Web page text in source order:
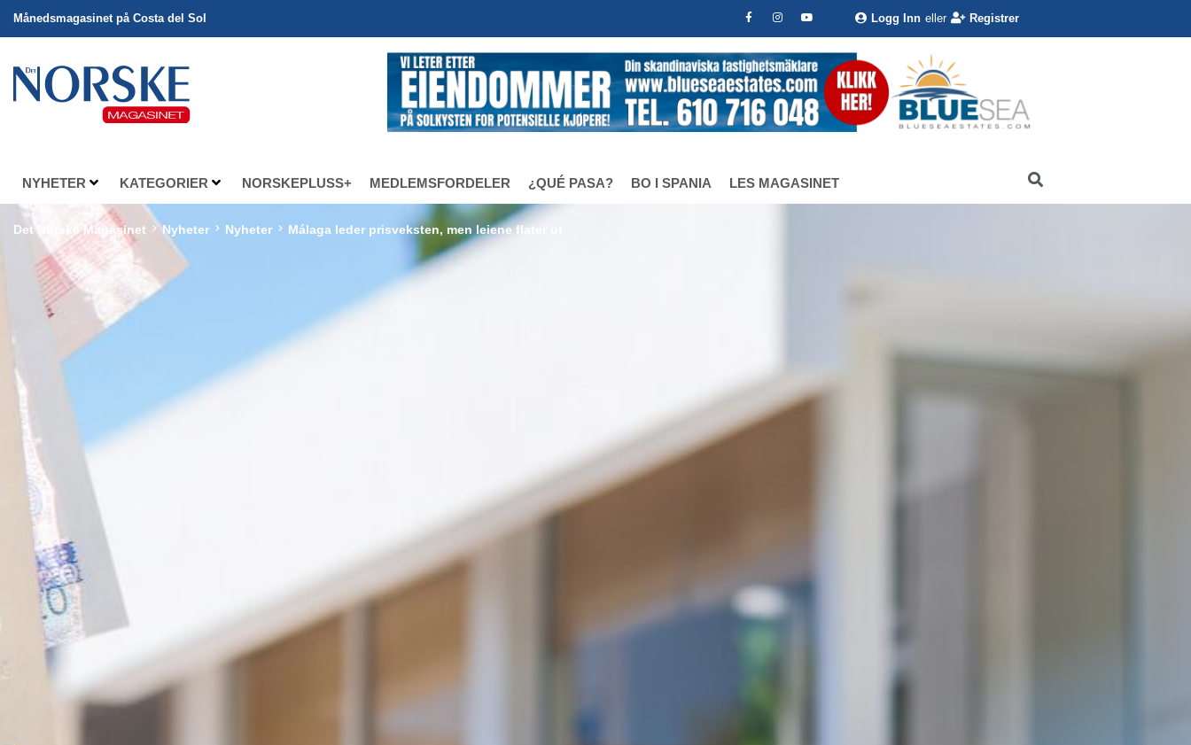
Månedsmagasinet på Costa del Sol Logg Inn eller Registrer
NYHETER KATEGORIER NORSKEPLUSS+ MEDLEMSFORDELER ¿QUÉ PASA? BO I SPANIA LES MAGASINET
Det Norske Magasinet Nyheter Nyheter Málaga leder prisveksten, men leiene flater ut